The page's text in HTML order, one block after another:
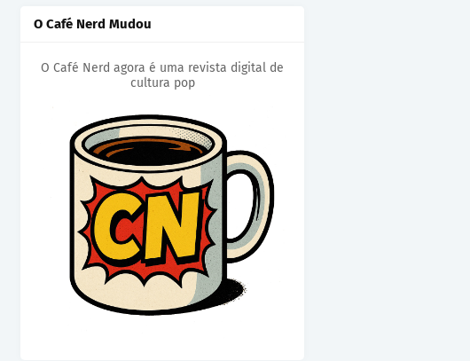
O Café Nerd Mudou
O Café Nerd agora é uma revista digital de
cultura pop